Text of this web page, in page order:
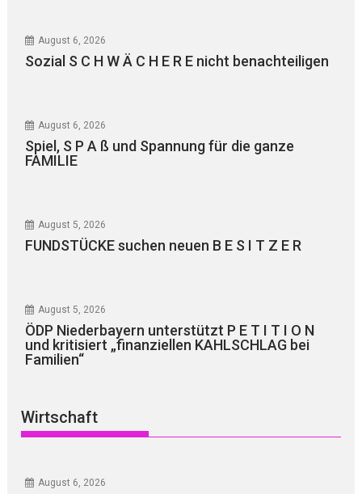
August 6, 2026
Sozial S C H W Ä C H E R E nicht benachteiligen
August 6, 2026
Spiel, S P A ß und Spannung für die ganze
FAMILIE
August 5, 2026
FUNDSTÜCKE suchen neuen B E S I T Z E R
August 5, 2026
ÖDP Niederbayern unterstützt P E T I T I O N
und kritisiert „finanziellen KAHLSCHLAG bei
Familien“
Wirtschaft
August 6, 2026